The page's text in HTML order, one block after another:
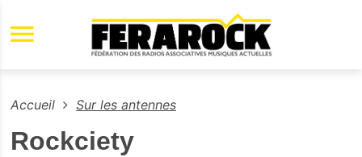
Aller au contenu principal
Accueil Sur les antennes
Rockciety